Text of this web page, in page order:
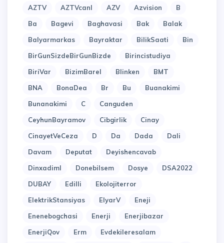
AZTV
AZTVcanl AZV Azvision
B
Ba
Bagevi Baghavasi Bak
Balak
Balyarmarkas
Bayraktar BilikSaati
Bin
BirGunSizdeBirGunBizde
Birincistudiya
BiriVar
BizimBarel Blinken
BMT
BNA
BonaDea Br Bu
Buanakimi
Bunanakimi
C
Canguden
CeyhunBayramov
Cibgirlik
Cinay
CinayetVeCeza
D Da Dada
Dali
Davam
Deputat
Deyishencavab
Dinxadiml
Donebilsem Dosye
DSA2022
DUBAY
Edilli
Ekolojiterror
ElektrikStansiyas
ElyarV
Eneji
Enenebogchasi
Enerji
Enerjibazar
EnerjiQov
Erm
Evdekileresalam